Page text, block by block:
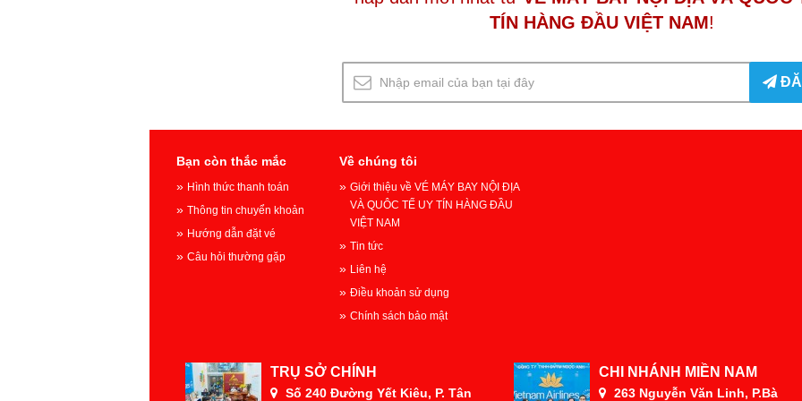
TÍN HÀNG ĐẦU VIỆT NAM!
Bạn còn thắc mắc
Hình thức thanh toán
Thông tin chuyển khoản
Hướng dẫn đặt vé
Câu hỏi thường gặp
Về chúng tôi
Giới thiệu về VÉ MÁY BAY NỘI ĐỊA
VÀ QUÔC TẾ UY TÍN HÀNG ĐẦU
VIỆT NAM
Tin tức
Liên hệ
Điều khoản sử dụng
Chính sách bảo mật
TRỤ SỞ CHÍNH
Số 240 Đường Yết Kiêu, P. Tân
CHI NHÁNH MIỀN NAM
263 Nguyễn Văn Linh, P.Bà